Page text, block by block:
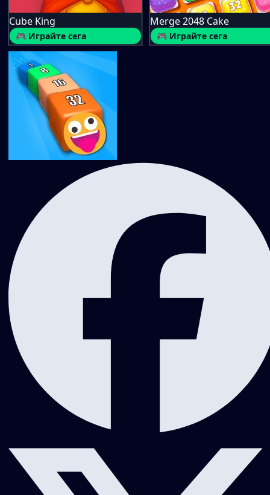
Cube King
🎮 Играйте сега
Merge 2048 Cake
🎮 Играйте сега